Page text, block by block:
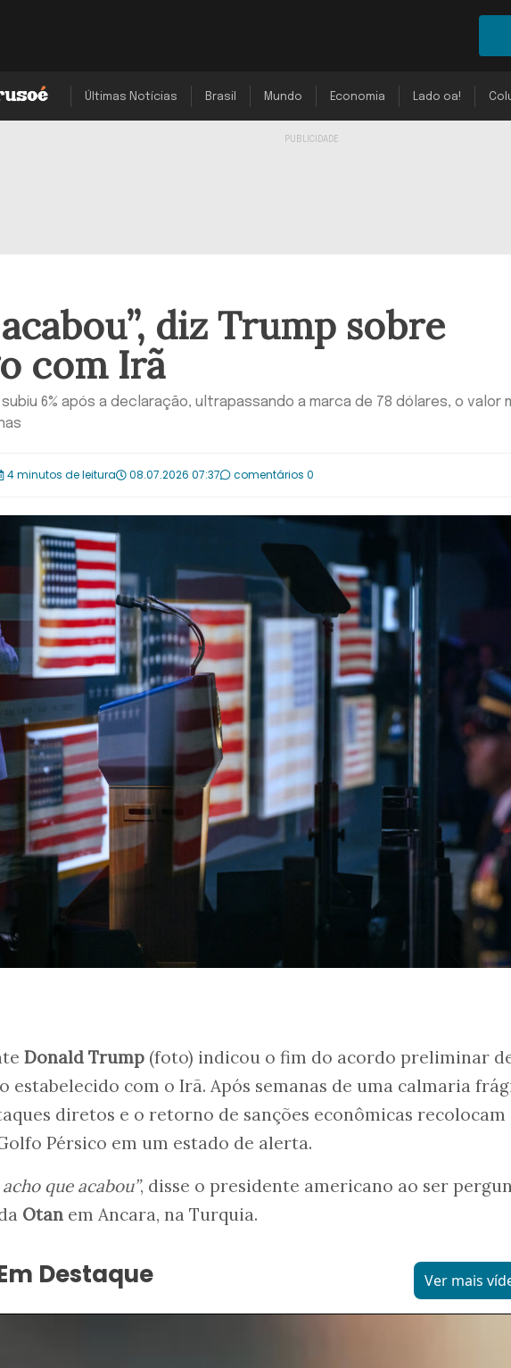
Últimas Notícias Brasil Mundo Economia Lado oa!
diz Trump sobre
com Irã
6% após a declaração, ultrapassando a marca de 78 dólares, o valor
4 minutos de leitura 08.07.2026 07:37 comentários 0
Donald Trump (foto) indicou o fim do acordo preliminar
estabelecido com o Irã. Após semanas de uma calmaria
diretos e o retorno de sanções econômicas recolocam
Pérsico em um estado de alerta.
que acabou”, disse o presidente americano ao ser
Otan em Ancara, na Turquia.
Destaque Ver mais